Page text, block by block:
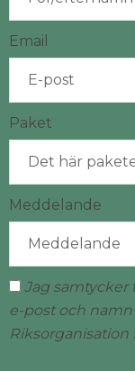
Email
Paket
Meddelande
Jag samtycker
e-post och
Riksorganisation